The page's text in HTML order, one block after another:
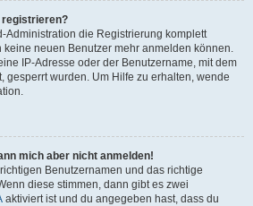
registrieren?
Administration die Registrierung komplett
keine neuen Benutzer mehr anmelden können.
IP-Adresse oder der Benutzername, mit dem
gesperrt wurden. Um Hilfe zu erhalten, wende
mich aber nicht anmelden!
Benutzernamen und das richtige
diese stimmen, dann gibt es zwei
aktiviert ist und du angegeben hast, dass du